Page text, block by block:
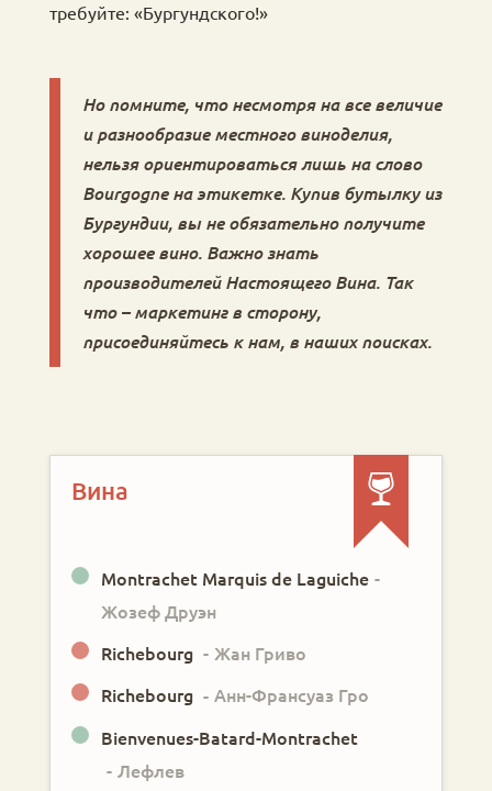
требуйте: «Бургундского!»
Но помните, что несмотря на все величие
и разнообразие местного виноделия,
нельзя ориентироваться лишь на слово
Bourgogne на этикетке. Купив бутылку из
Бургундии, вы не обязательно получите
хорошее вино. Важно знать
производителей Настоящего Вина. Так
что – маркетинг в сторону,
присоединяйтесь к нам, в наших поисках.
Вина
Montrachet Marquis de Laguiche -
Жозеф Друэн
Richebourg - Жан Гриво
Richebourg - Анн-Франсуаз Гро
Bienvenues-Batard-Montrachet
- Лефлев